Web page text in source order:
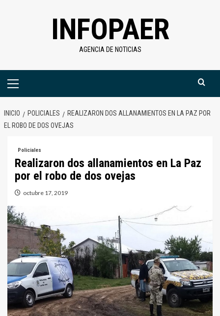
INFOPAER
AGENCIA DE NOTICIAS
Menú
INICIO POLICIALES
REALIZARON DOS ALLANAMIENTOS EN LA PAZ POR
EL ROBO DE DOS OVEJAS
Policiales
Realizaron dos allanamientos en La Paz
por el robo de dos ovejas
octubre 17, 2019